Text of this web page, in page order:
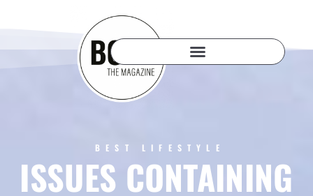
BEST LIFESTYLE
ISSUES CONTAINING